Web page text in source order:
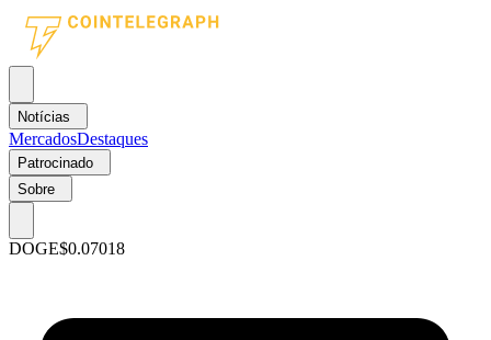
Notícias
MercadosDestaques
Patrocinado
Sobre
DOGE$0.07018